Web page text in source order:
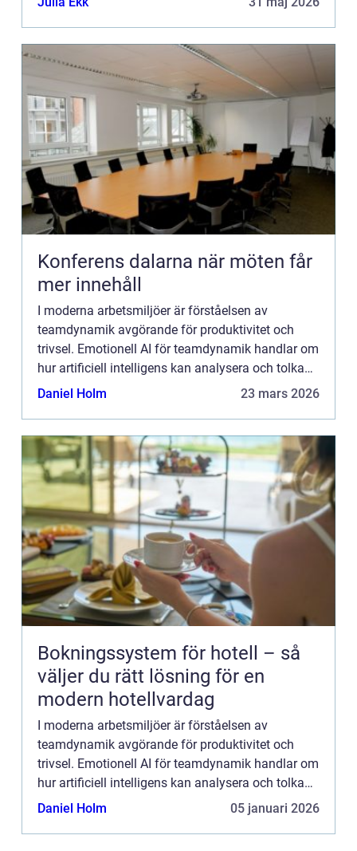
Konferens dalarna när möten får
mer innehåll
I moderna arbetsmiljöer är förståelsen av
teamdynamik avgörande för produktivitet och
trivsel. Emotionell AI för teamdynamik handlar om
hur artificiell intelligens kan analysera och tolka
känslomässiga si...
Daniel Holm 23 mars 2026
Bokningssystem för hotell – så
väljer du rätt lösning för en
modern hotellvardag
I moderna arbetsmiljöer är förståelsen av
teamdynamik avgörande för produktivitet och
trivsel. Emotionell AI för teamdynamik handlar om
hur artificiell intelligens kan analysera och tolka
känslomässiga si...
Daniel Holm 05 januari 2026